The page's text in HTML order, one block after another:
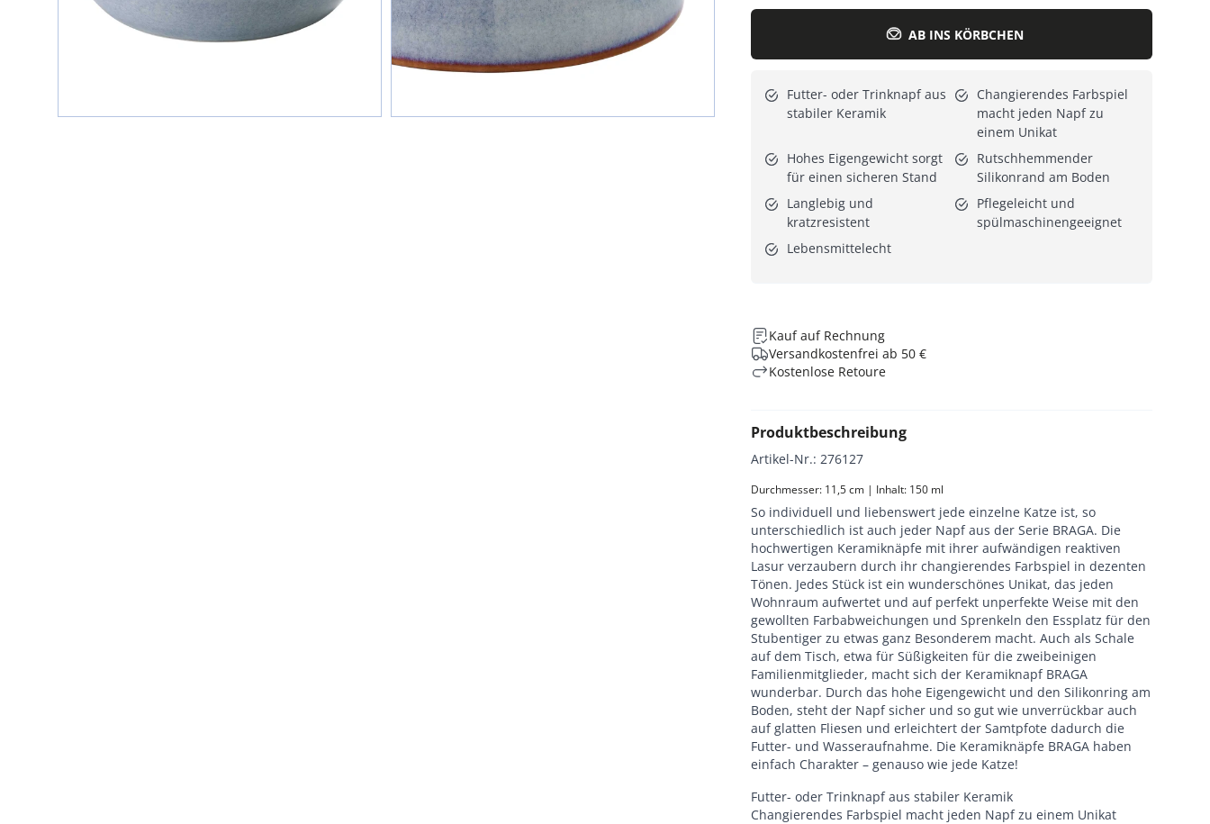
Alle Katzenmöbel
Alle SerienAB INS KÖRBCHEN
Futter- oder Trinknapf aus
stabiler Keramik
Changierendes Farbspiel
macht jeden Napf zu
einem Unikat
Hohes Eigengewicht sorgt
für einen sicheren Stand
Rutschhemmender
Silikonrand am Boden
Langlebig und
kratzresistent
Pflegeleicht und
spülmaschinengeeignet
Lebensmittelecht
Kauf auf Rechnung
Versandkostenfrei ab 50 €
Kostenlose Retoure
Produktbeschreibung
Artikel-Nr.: 276127
Durchmesser: 11,5 cm | Inhalt: 150 ml
So individuell und liebenswert jede einzelne Katze ist, so
unterschiedlich ist auch jeder Napf aus der Serie BRAGA. Die
hochwertigen Keramiknäpfe mit ihrer aufwändigen reaktiven
Lasur verzaubern durch ihr changierendes Farbspiel in dezenten
Tönen. Jedes Stück ist ein wunderschönes Unikat, das jeden
Wohnraum aufwertet und auf perfekt unperfekte Weise mit den
gewollten Farbabweichungen und Sprenkeln den Essplatz für den
Stubentiger zu etwas ganz Besonderem macht. Auch als Schale
auf dem Tisch, etwa für Süßigkeiten für die zweibeinigen
Familienmitglieder, macht sich der Keramiknapf BRAGA
wunderbar. Durch das hohe Eigengewicht und den Silikonring am
Boden, steht der Napf sicher und so gut wie unverrückbar auch
auf glatten Fliesen und erleichtert der Samtpfote dadurch die
Futter- und Wasseraufnahme. Die Keramiknäpfe BRAGA haben
einfach Charakter – genauso wie jede Katze!
Futter- oder Trinknapf aus stabiler Keramik
Changierendes Farbspiel macht jeden Napf zu einem Unikat